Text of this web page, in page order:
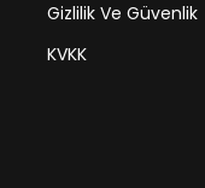
Gizlilik Ve Güvenlik
KVKK